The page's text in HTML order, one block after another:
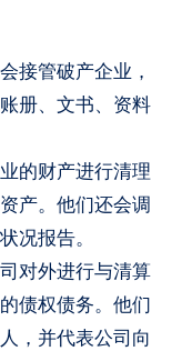
接管破产企业，
册、文书、资料
的财产进行清理
产。他们还会调
况报告。
对外进行与清算
债权债务。他们
，并代表公司向